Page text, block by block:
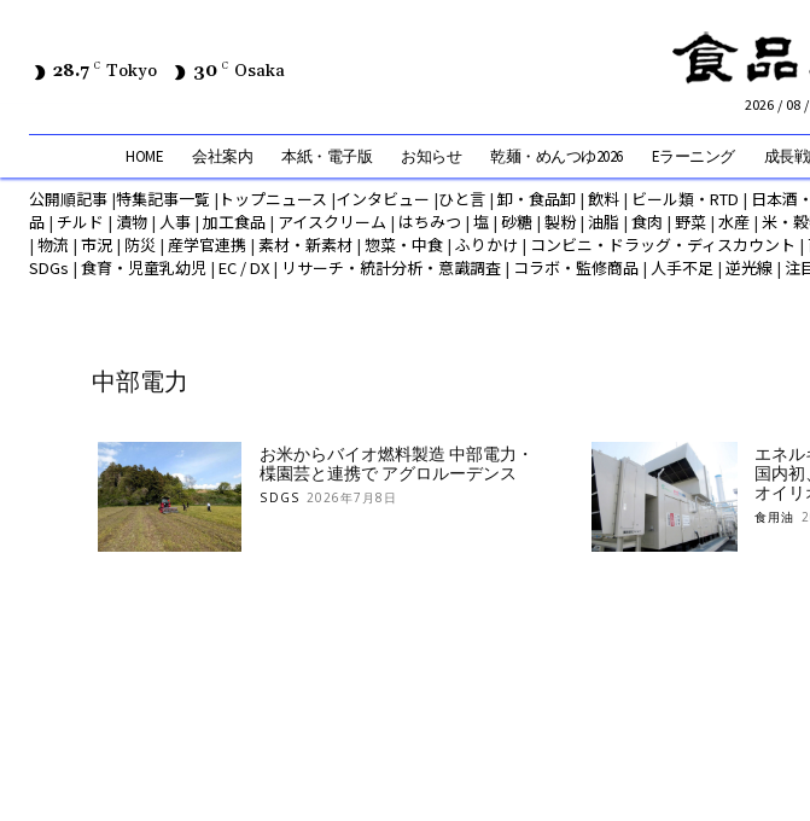
28.7 C Tokyo 30 C Osaka
2026 / 08
HOME 会社案内 本紙・電子版 お知らせ 乾麺・めんつゆ2026 Eラーニング 成長
公開順記事 |特集記事一覧 | トップニュース |インタビュー |ひと言 |卸・食品卸 | 飲料 | ビール類・RTD | 日本酒
品 | チルド | 漬物 | 人事 | 加工食品 | アイスクリーム | はちみつ | 塩 | 砂糖 | 製粉| 油脂 | 食肉 | 野菜 | 水産 | 米・
| 物流 | 市況 | 防災 | 産学官連携 | 素材・新素材 | 惣菜・中食 | ふりかけ | コンビニ・ドラッグ・ディスカウント |
SDGs | 食育・児童乳幼児 | EC / DX | リサーチ・統計分析・意識調査 | コラボ・監修商品 | 人手不足 | 逆光線 | 注
中部電力
お米からバイオ燃料製造 中部電力・
楪園芸と連携で アグロルーデンス
SDGS 2026年7月8日
エネル
国内初
オイリ
食用油